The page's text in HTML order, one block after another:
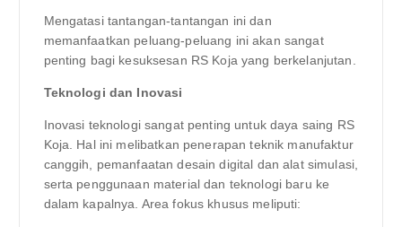
Mengatasi tantangan-tantangan ini dan
memanfaatkan peluang-peluang ini akan sangat
penting bagi kesuksesan RS Koja yang berkelanjutan.
Teknologi dan Inovasi
Inovasi teknologi sangat penting untuk daya saing RS
Koja. Hal ini melibatkan penerapan teknik manufaktur
canggih, pemanfaatan desain digital dan alat simulasi,
serta penggunaan material dan teknologi baru ke
dalam kapalnya. Area fokus khusus meliputi: